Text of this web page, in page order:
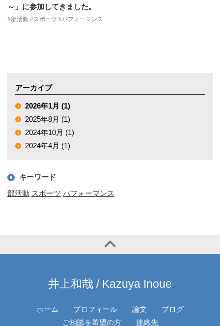
～」に参加してきました。
#部活動 #スポーツ #パフォーマンス
アーカイブ
2026年1月 (1)
2025年8月 (1)
2024年10月 (1)
2024年4月 (1)
キーワード
部活動 スポーツ パフォーマンス
井上和哉 / Kazuya Inoue
ホーム プロフィール 論文
ブログ
ご相談を希望の方
連絡先